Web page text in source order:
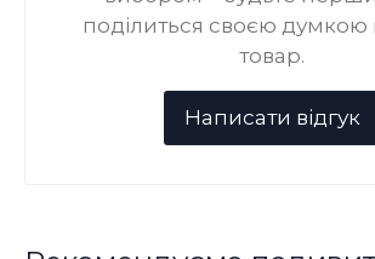
поділиться своєю
товар.